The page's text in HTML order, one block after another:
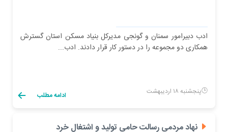
ادب دبیرامور سمنان و گونجی مدیرکل بنیاد مسکن استان گسترش
همکاری دو مجموعه را در دستور کار قرار دادند. ادب...
پنجشنبه ۱۸ اردیبهشت ادامه مطلب
نهاد مردمی رسالت حامی تولید و اشتغال خرد